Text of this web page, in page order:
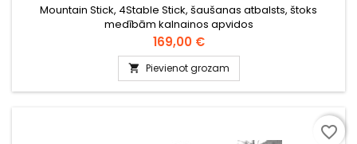
Mountain Stick, 4Stable Stick, šaušanas atbalsts, štoks
medībām kalnainos apvidos
Cena
169,00 €
 Pievienot grozam
favorite_border